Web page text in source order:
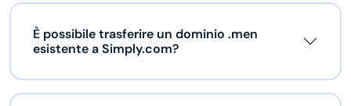
È possibile trasferire un dominio .men
esistente a Simply.com?